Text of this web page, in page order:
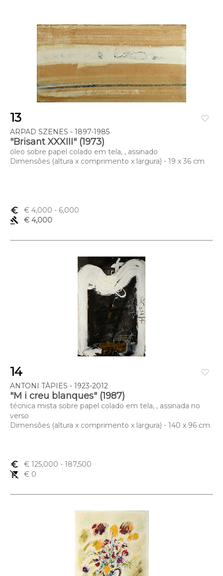
favorite_border
13
ARPAD SZENES - 1897-1985
"Brisant XXXIII" (1973)
óleo sobre papel colado em tela, , assinado
Dimensões (altura x comprimento x largura) - 19 x 36 cm
euro_symbol € 4,000 - 6,000
gavel
€ 4,000
favorite_border
14
ANTONI TÀPIES - 1923-2012
"M i creu blanques" (1987)
técnica mista sobre papel colado em tela, , assinada no
verso
Dimensões (altura x comprimento x largura) - 140 x 96 cm
euro_symbol € 125,000 - 187,500
remove_shopping_cart
€ 0